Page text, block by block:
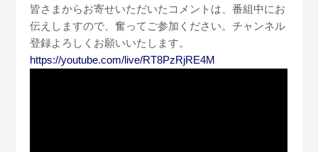
皆さまからお寄せいただいたコメントは、番組中にお
伝えしますので、奮ってご参加ください。チャンネル
登録よろしくお願いいたします。
https://youtube.com/live/RT8PzRjRE4M